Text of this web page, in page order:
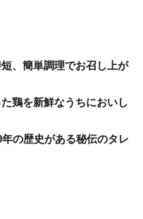
、簡単調理でお召し上が
鶏を新鮮なうちにおいし
の歴史がある秘伝のタレ